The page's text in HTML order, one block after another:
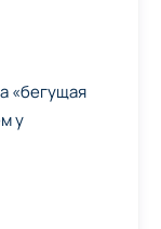
«бегущая
у